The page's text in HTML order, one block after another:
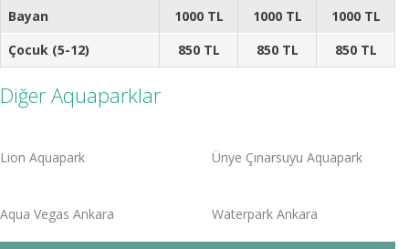
Bayan
1000 TL 1000 TL
1000 TL
Çocuk (5-12)
850 TL 850 TL 850 TL
Diğer Aquaparklar
Lion Aquapark Ünye Çınarsuyu Aquapark
Aqua Vegas Ankara Waterpark Ankara